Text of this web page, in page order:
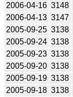
2006-04-16 3148
2006-04-13 3147
2005-09-25 3138
2005-09-24 3138
2005-09-23 3138
2005-09-20 3138
2005-09-19 3138
2005-09-18 3138